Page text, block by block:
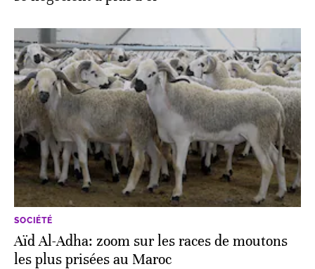
SOCIÉTÉ
Aïd Al-Adha: zoom sur les races de moutons
les plus prisées au Maroc